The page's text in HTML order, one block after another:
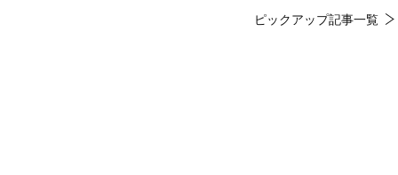
ピックアップ記事一覧